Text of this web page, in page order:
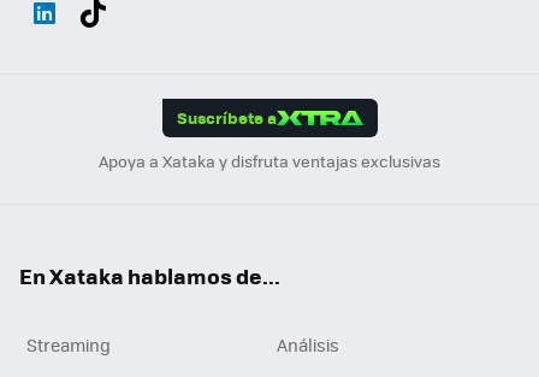
Suscríbete a
Apoya a Xataka y disfruta ventajas exclusivas
En Xataka hablamos de...
Streaming
Análisis